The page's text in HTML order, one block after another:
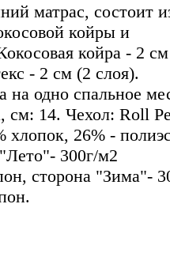
матрас, состоит
койры и
койра - 2
- 2 см (2 слоя).
на одно спальное
см: 14. Чехол: Roll
26% -
300г/м2
сторона "Зима"-